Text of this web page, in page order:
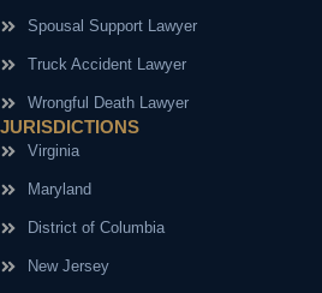
Spousal Support Lawyer
Truck Accident Lawyer
Wrongful Death Lawyer
JURISDICTIONS
Virginia
Maryland
District of Columbia
New Jersey